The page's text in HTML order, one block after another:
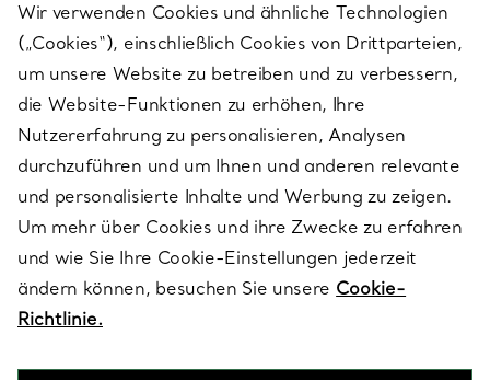
SERVICES
ÜBER TIFFANY & CO.
RECHTLICHE HINWEISE
FOLGEN SIE UNS
Wir verwenden Cookies und ähnliche Technologien
(„Cookies“), einschließlich Cookies von Drittparteien,
um unsere Website zu betreiben und zu verbessern,
die Website-Funktionen zu erhöhen, Ihre
Nutzererfahrung zu personalisieren, Analysen
durchzuführen und um Ihnen und anderen relevante
und personalisierte Inhalte und Werbung zu zeigen.
Um mehr über Cookies und ihre Zwecke zu erfahren
und wie Sie Ihre Cookie-Einstellungen jederzeit
ändern können, besuchen Sie unsere Cookie-
Richtlinie.